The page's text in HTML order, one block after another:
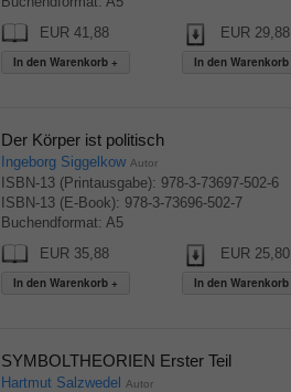
EUR 41,88
EUR 29,88
Der Körper ist politisch
Ingeborg Siggelkow Autor
ISBN-13 (Printausgabe): 978-3-73697-502-6
ISBN-13 (E-Book): 978-3-73696-502-7
Buchendformat: A5
EUR 35,88
EUR 25,80
SYMBOLTHEORIEN Erster Teil
Hartmut Salzwedel Autor